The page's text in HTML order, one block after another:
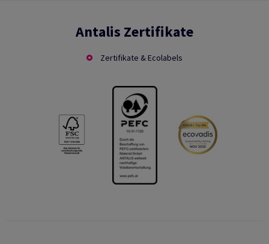
Antalis Zertifikate
Zertifikate & Ecolabels